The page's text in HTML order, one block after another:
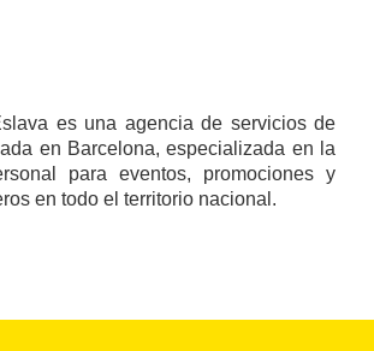
es una agencia de servicios de
en Barcelona, especializada en la
para eventos, promociones y
en todo el territorio nacional.